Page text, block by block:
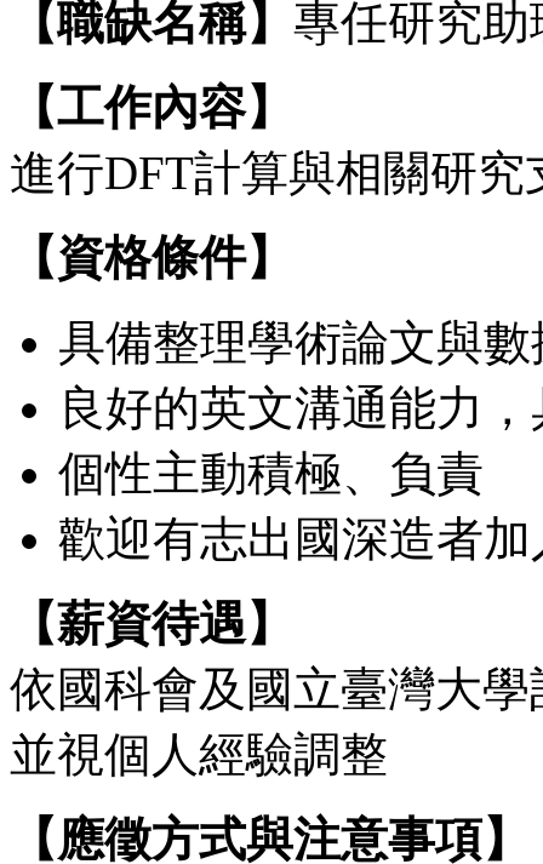
【職缺名稱】 專任研究助
【工作內容】
進行DFT計算與相關研究
【資格條件】
具備整理學術論文與
良好的英文溝通能力
個性主動積極、負責
歡迎有志出國深造者加
【薪資待遇】
依國科會及國立臺灣大
並視個人經驗調整
【應徵方式與注意事項】